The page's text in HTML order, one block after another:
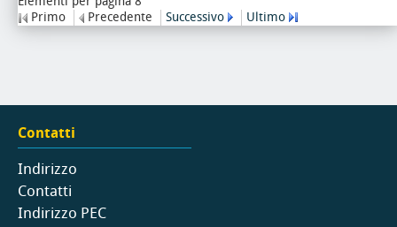
Primo
Precedente Successivo Ultimo
Contatti
Indirizzo
Contatti
Indirizzo PEC